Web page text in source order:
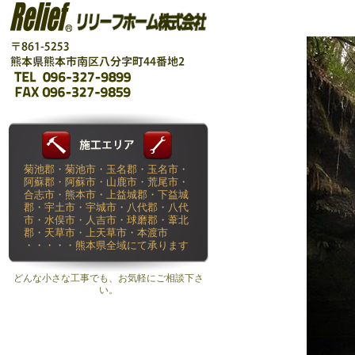
菊池郡・菊池市・玉名郡・玉名市・
阿蘇郡・阿蘇市・山鹿市・荒尾市・
合志市・熊本市・上益城郡・下益城
郡・宇土市・宇城市・八代郡・八代
市・水俣市・人吉市・球磨郡・葦北
郡・天草市・上天草市・本渡市
・・・・・熊本県全域にて承ります
どんな小さな工事でも、お気軽にご相談下さ
い。